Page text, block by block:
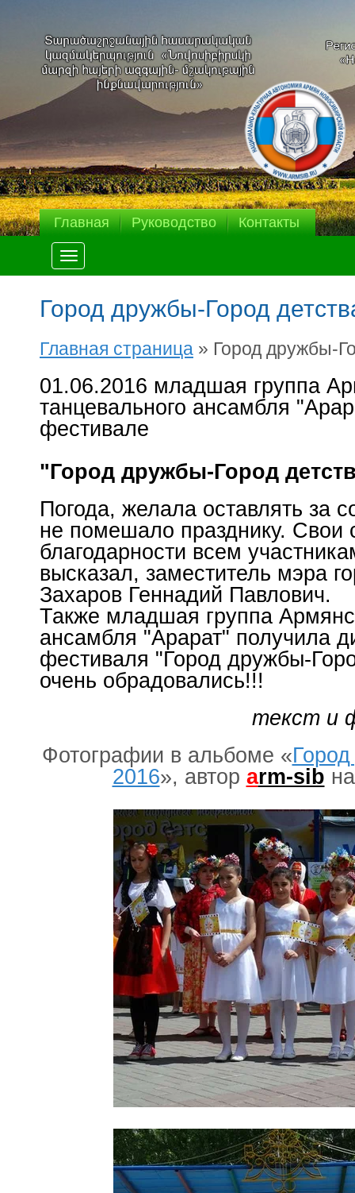
Главная Руководство Контакты
Меню
Город дружбы-Город
Главная страница » Город дружбы-
01.06.2016 младшая группа
танцевального ансамбля
фестивале
"Город дружбы-Город
Погода, желала оставлять за
не помешало празднику. Свои
благодарности всем
высказал, заместитель мэра
Захаров Геннадий Павлович.
Также младшая группа
ансамбля "Арарат" получила
фестиваля "Город дружбы-
очень обрадовались!!!
текст и
Фотографии в альбоме «
2016», автор arm-sib